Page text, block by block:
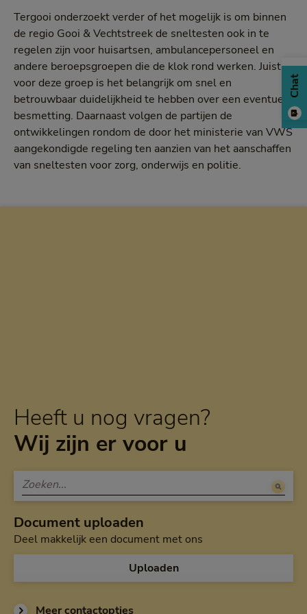
Tergooi onderzoekt verder of het mogelijk is om binnen
de regio Gooi & Vechtstreek de sneltesten ook in te
regelen zijn voor huisartsen, ambulancepersoneel en
andere beroepsgroepen die de klok rond werken. Juist
voor deze groep is het belangrijk om snel en
betrouwbaar duidelijkheid te hebben over een eventuele
besmetting. Daarnaast volgen de partijen de
ontwikkelingen rondom de door het ministerie van VWS
aangekondigde regeling ten aanzien van het aanschaffen
van sneltesten voor zorg, onderwijs en politie.
Heeft u nog vragen?
Wij zijn er voor u
Document uploaden
Deel makkelijk een document met ons
Uploaden
Meer contactopties
Chat